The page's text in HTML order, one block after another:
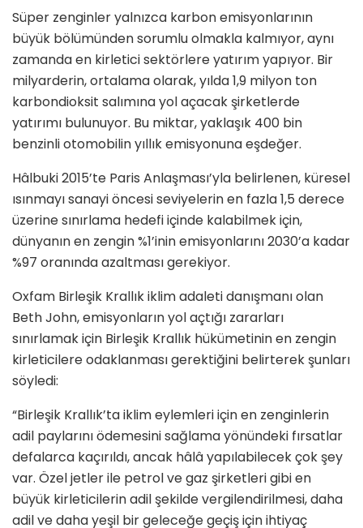
Süper zenginler yalnızca karbon emisyonlarının
büyük bölümünden sorumlu olmakla kalmıyor, aynı
zamanda en kirletici sektörlere yatırım yapıyor. Bir
milyarderin, ortalama olarak, yılda 1,9 milyon ton
karbondioksit salımına yol açacak şirketlerde
yatırımı bulunuyor. Bu miktar, yaklaşık 400 bin
benzinli otomobilin yıllık emisyonuna eşdeğer.
Hâlbuki 2015’te Paris Anlaşması’yla belirlenen, küresel
ısınmayı sanayi öncesi seviyelerin en fazla 1,5 derece
üzerine sınırlama hedefi içinde kalabilmek için,
dünyanın en zengin %1’inin emisyonlarını 2030’a kadar
%97 oranında azaltması gerekiyor.
Oxfam Birleşik Krallık iklim adaleti danışmanı olan
Beth John, emisyonların yol açtığı zararları
sınırlamak için Birleşik Krallık hükümetinin en zengin
kirleticilere odaklanması gerektiğini belirterek şunları
söyledi:
“Birleşik Krallık’ta iklim eylemleri için en zenginlerin
adil paylarını ödemesini sağlama yönündeki fırsatlar
defalarca kaçırıldı, ancak hâlâ yapılabilecek çok şey
var. Özel jetler ile petrol ve gaz şirketleri gibi en
büyük kirleticilerin adil şekilde vergilendirilmesi, daha
adil ve daha yeşil bir geleceğe geçiş için ihtiyaç